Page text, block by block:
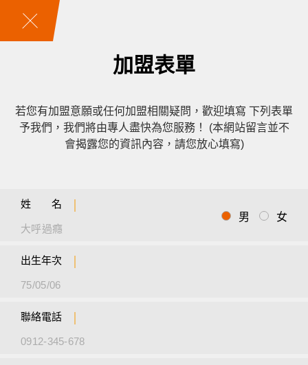
加盟表單
若您有加盟意願或任何加盟相關疑問，歡迎填寫 下列表單
予我們，我們將由專人盡快為您服務！
(本網站留言並不
會揭露您的資訊內容，請您放心填寫)
姓 名
男
女
出生年次
聯絡電話